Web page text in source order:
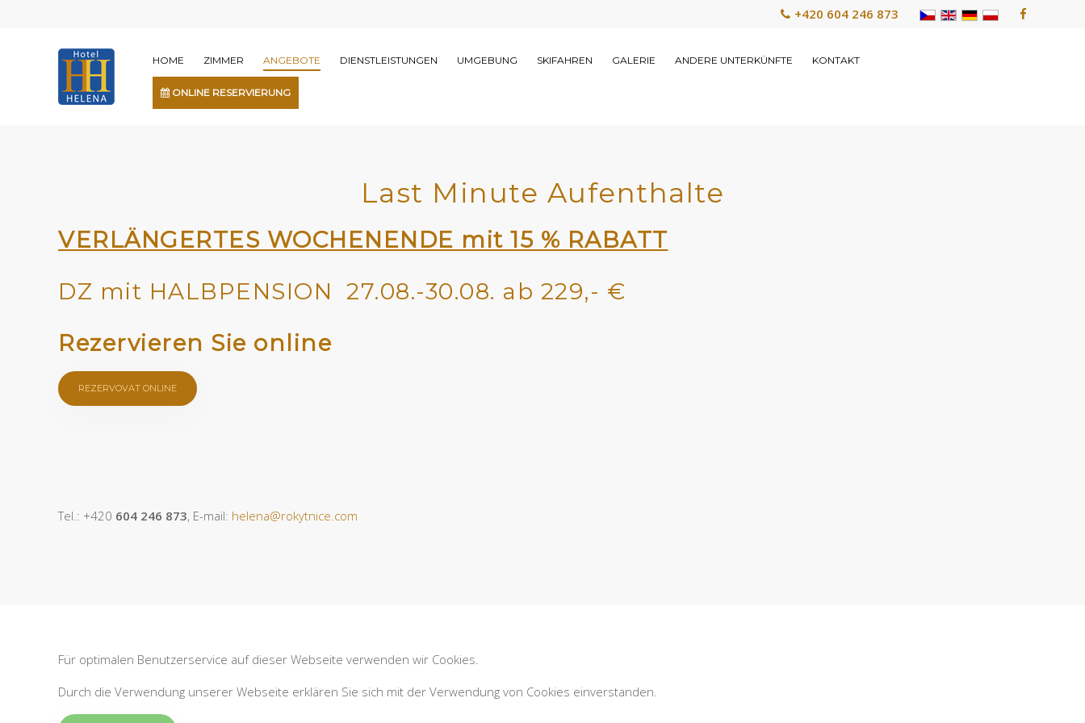
+420 604 246 873
HOME ZIMMER ANGEBOTE DIENSTLEISTUNGEN UMGEBUNG SKIFAHREN GALERIE ANDERE UNTERKÜNFTE KONTAKT
ONLINE RESERVIERUNG
Last Minute Aufenthalte
VERLÄNGERTES WOCHENENDE mit 15 % RABATT
DZ mit HALBPENSION 27.08.-30.08. ab 229,- €
Rezervieren Sie online
REZERVOVAT ONLINE
Tel.: +420 604 246 873, E-mail: helena@rokytnice.com
Für optimalen Benutzerservice auf dieser Webseite verwenden wir Cookies.
Durch die Verwendung unserer Webseite erklären Sie sich mit der Verwendung von Cookies einverstanden.